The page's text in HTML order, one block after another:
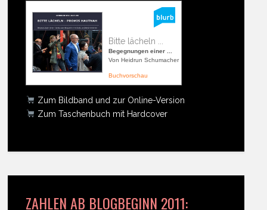
Bitte lächeln ...
Begegnungen einer ...
Von Heidrun Schumacher
Buchvorschau
Zum Bildband und zur Online-Version
Zum Taschenbuch mit Hardcover
ZAHLEN AB BLOGBEGINN 2011: